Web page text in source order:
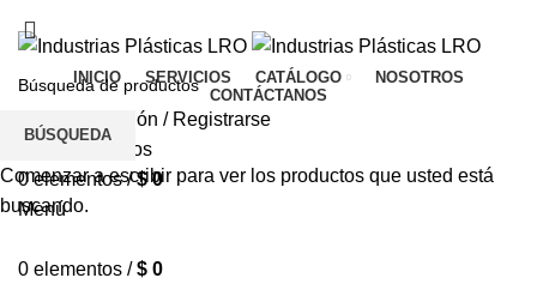
INICIO SERVICIOS CATÁLOGO
NOSOTROS
CONTÁCTANOS
Inicio De Sesión / Registrarse
Lista de deseos
0elementos / $0
Menú
0 elementos / $ 0
BÚSQUEDA
Comenzar a escribir para ver los productos que usted está
buscando.